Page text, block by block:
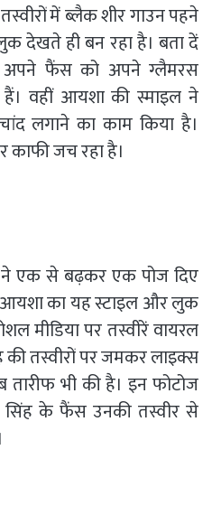
में ब्लैक शीर गाउन पहने
देखते ही बन रहा है। बता दें
फैंस को अपने ग्लैमरस
वहीं आयशा की स्माइल ने
लगाने का काम किया है।
जच रहा है।
एक से बढ़कर एक पोज दिए
का यह स्टाइल और लुक
मीडिया पर तस्वीरें वायरल
तस्वीरों पर जमकर लाइक्स
भी की है। इन फोटोज
के फैंस उनकी तस्वीर से